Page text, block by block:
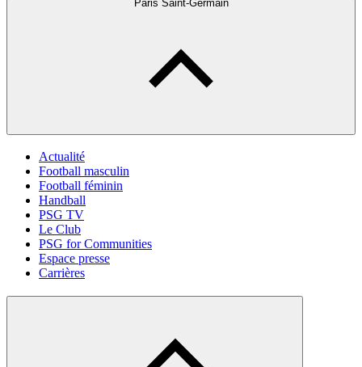
Paris Saint-Germain
Actualité
Football masculin
Football féminin
Handball
PSG TV
Le Club
PSG for Communities
Espace presse
Carrières